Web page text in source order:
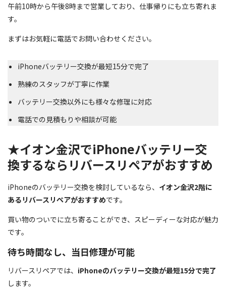
午前10時から午後8時まで営業しており、仕事帰りにも立ち寄れま
す。
まずはお気軽に電話でお問い合わせください。
iPhoneバッテリー交換が最短15分で完了
熟練のスタッフが丁寧に作業
バッテリー交換以外にも様々な修理に対応
電話での見積もりや相談が可能
★イオン金沢でiPhoneバッテリー交
換するならリバースリペアがおすすめ
iPhoneのバッテリー交換を検討しているなら、 イオン金沢2階に
あるリバースリペアがおすすめです。
買い物のついでに立ち寄ることができ、スピーディーな対応が魅力
です。
待ち時間なし、当日修理が可能
リバースリペアでは、 iPhoneのバッテリー交換が最短15分で完了
します。